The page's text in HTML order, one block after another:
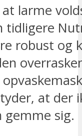
larme
tidligere
robust og
at der
gemme sig.